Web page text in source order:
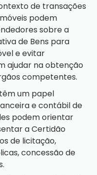
de transações
podem
sobre a
de Bens para
e evitar
ajudar na obtenção
competentes.
um papel
e contábil de
podem orientar
a Certidão
de licitação,
concessão de